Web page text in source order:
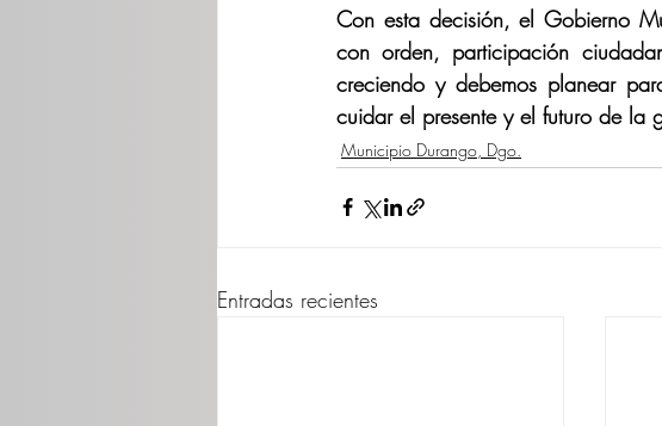
Con esta decisión, el Gobierno
con orden, participación
creciendo y debemos planear
cuidar el presente y el futuro de la
Municipio Durango, Dgo.
Entradas recientes